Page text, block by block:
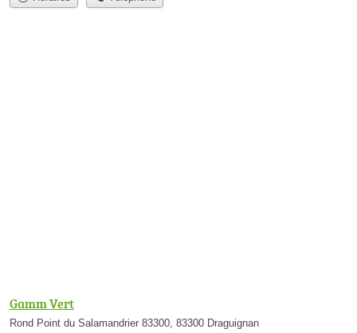
Gamm Vert
Rond Point du Salamandrier 83300, 83300 Draguignan